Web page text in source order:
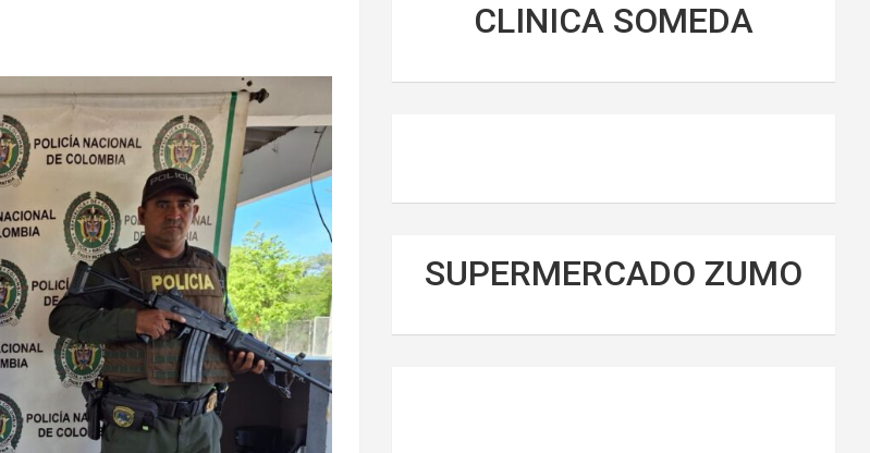
CLINICA SOMEDA
SUPERMERCADO ZUMO